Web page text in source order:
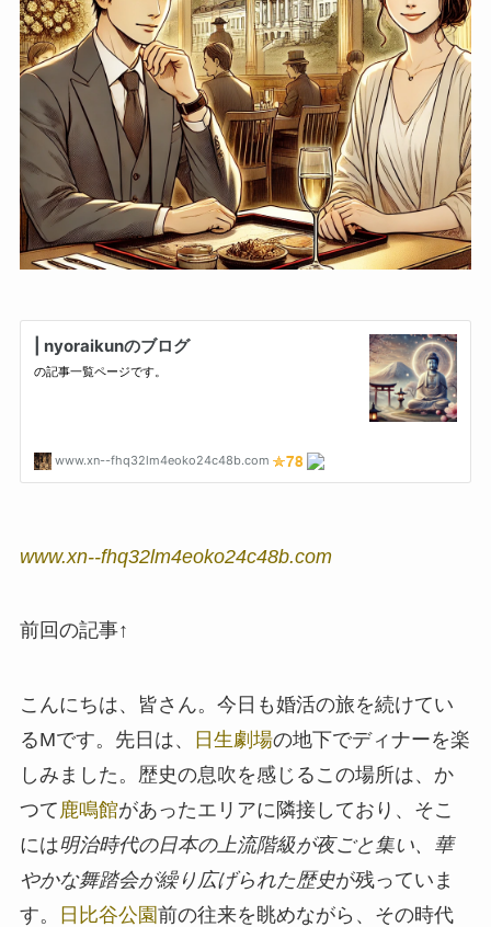
www.xn--fhq32lm4eoko24c48b.com
前回の記事↑
こんにちは、皆さん。今日も婚活の旅を続けてい
るMです。先日は、
日生劇場の地下でディナーを楽
しみました。歴史の息吹を感じるこの場所は、か
つて 鹿鳴館があったエリアに隣接しており、そこ
には明治時代の日本の上流階級が夜ごと集い、華
やかな舞踏会が繰り広げられた歴史が残っていま
す。
日比谷公園前の往来を眺めながら、その時代